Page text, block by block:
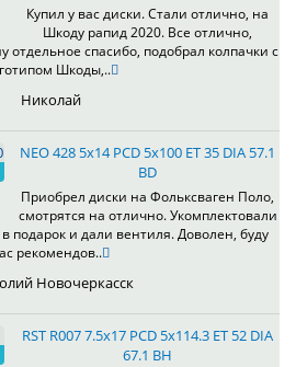
Купил у вас диски. Стали отлично, на
Шкоду рапид 2020. Все отлично,
отдельное спасибо, подобрал колпачки с
Шкоды,..
Николай
NEO 428 5x14 PCD 5x100 ET 35 DIA 57.1
BD
Приобрел диски на Фольксваген Поло,
смотрятся на отлично. Укомплектовали
подарок и дали вентиля. Доволен, буду
рекомендов..
Новочеркасск
RST R007 7.5x17 PCD 5x114.3 ET 52 DIA
67.1 BH